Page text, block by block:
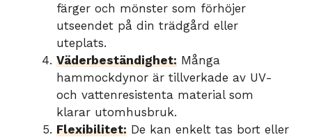
färger och mönster som förhöjer
utseendet på din trädgård eller
uteplats.
Väderbeständighet: Många
hammockdynor är tillverkade av UV-
och vattenresistenta material som
klarar utomhusbruk.
Flexibilitet: De kan enkelt tas bort eller